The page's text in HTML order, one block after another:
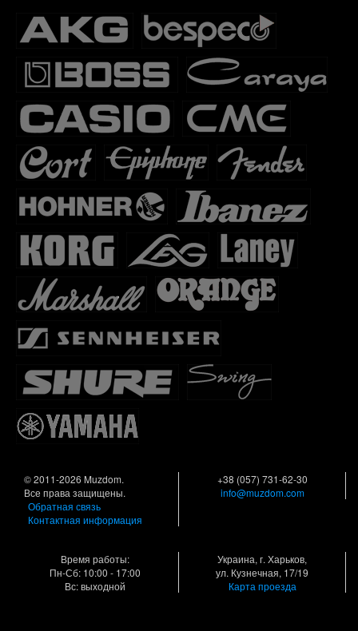
© 2011-2026 Muzdom.
Все права защищены.
Обратная связь
Контактная информация
+38 (057) 731-62-30
info@muzdom.com
Время работы:
Пн-Сб: 10:00 - 17:00
Вс: выходной
Украина, г. Харьков,
ул. Кузнечная, 17/19
Карта проезда